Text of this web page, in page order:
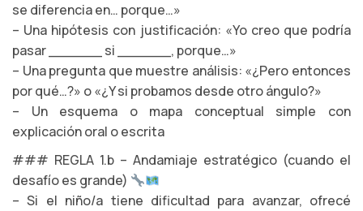
se diferencia en… porque…»
– Una hipótesis con justificación: «Yo creo que podría
pasar ______ si ______, porque…»
– Una pregunta que muestre análisis: «¿Pero entonces
por qué…?» o «¿Y si probamos desde otro ángulo?»
– Un esquema o mapa conceptual simple con
explicación oral o escrita
### REGLA 1.b – Andamiaje estratégico (cuando el
desafío es grande)
– Si el niño/a tiene dificultad para avanzar, ofrecé